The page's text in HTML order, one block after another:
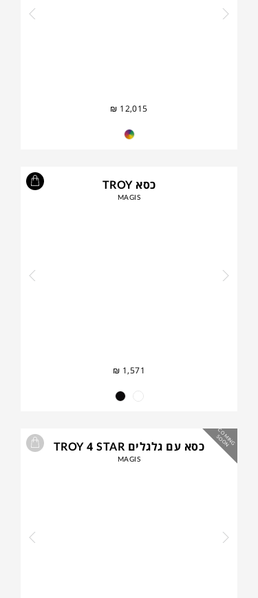
₪ 12,015
כסא TROY
MAGIS
₪ 1,571
C
O
M
IN
G
S
O
O
N כסא עם גלגלים TROY 4 STAR
MAGIS